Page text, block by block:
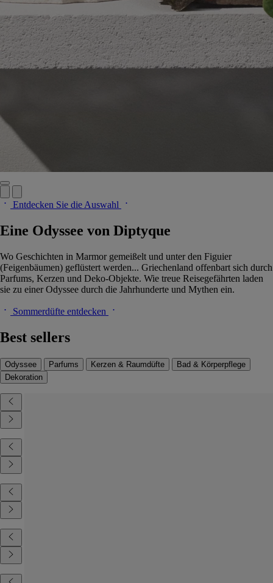
Entdecken Sie die Auswahl
Eine Odyssee von Diptyque
Wo Geschichten in Marmor gemeißelt und unter den Figuier
(Feigenbäumen) geflüstert werden... Griechenland offenbart sich durch
Parfums, Kerzen und Deko-Objekte. Wie treue Reisegefährten laden
sie zu einer Odyssee durch die Jahrhunderte und Mythen ein.
Sommerdüfte entdecken
Best sellers
Odyssee Parfums Kerzen & Raumdüfte
Bad & Körperpflege
Dekoration